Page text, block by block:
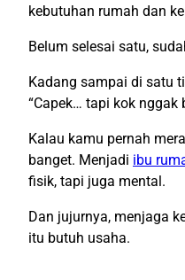
kebutuhan rumah dan
Belum selesai satu,
Kadang sampai di satu
“Capek… tapi kok nggak
Kalau kamu pernah
banget. Menjadi ibu
fisik, tapi juga mental.
Dan jujurnya, menjaga
itu butuh usaha.